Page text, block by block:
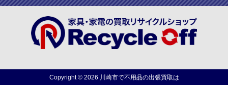
Copyright © 2026 川崎市で不用品の出張買取は